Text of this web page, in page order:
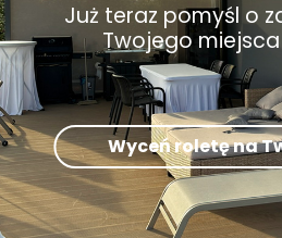
Już teraz pomyśl o
Twojego
Wyceń roletę na